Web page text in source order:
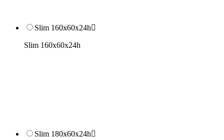
Slim 160x60x24h
Slim 160x60x24h
Slim 180x60x24h